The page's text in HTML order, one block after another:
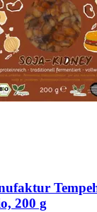
200 g